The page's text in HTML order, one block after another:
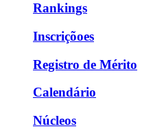
Rankings
Inscriçõoes
Registro de Mérito
Calendário
Núcleos